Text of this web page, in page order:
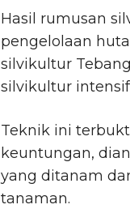
Hasil rumusan
pengelolaan
silvikultur
silvikultur
Teknik ini
keuntungan,
yang ditanam
tanaman.